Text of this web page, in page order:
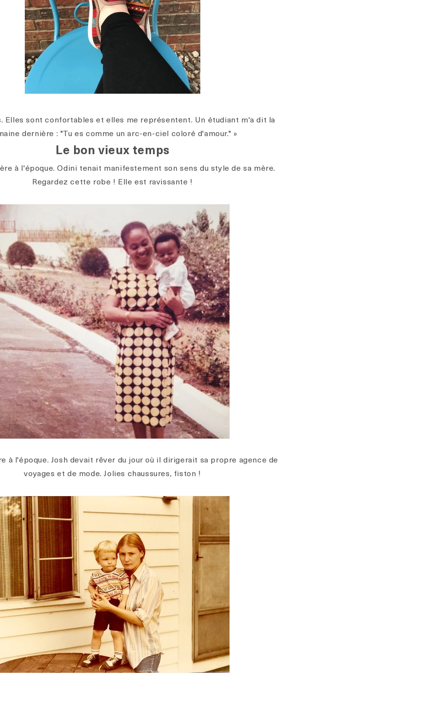
Elles sont confortables et elles me représentent. Un étudiant m'a dit la
dernière : "Tu es comme un arc-en-ciel coloré d'amour." »
Le bon vieux temps
à l'époque. Odini tenait manifestement son sens du style de sa mère.
Regardez cette robe ! Elle est ravissante !
à l'époque. Josh devait rêver du jour où il dirigerait sa propre agence de
voyages et de mode. Jolies chaussures, fiston !